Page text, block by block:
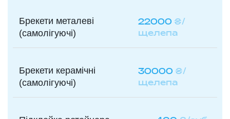
Брекети металеві
(самолігуючі)
22000 ₴/
щелепа
Брекети керамічні
(самолігуючі)
30000 ₴/
щелепа